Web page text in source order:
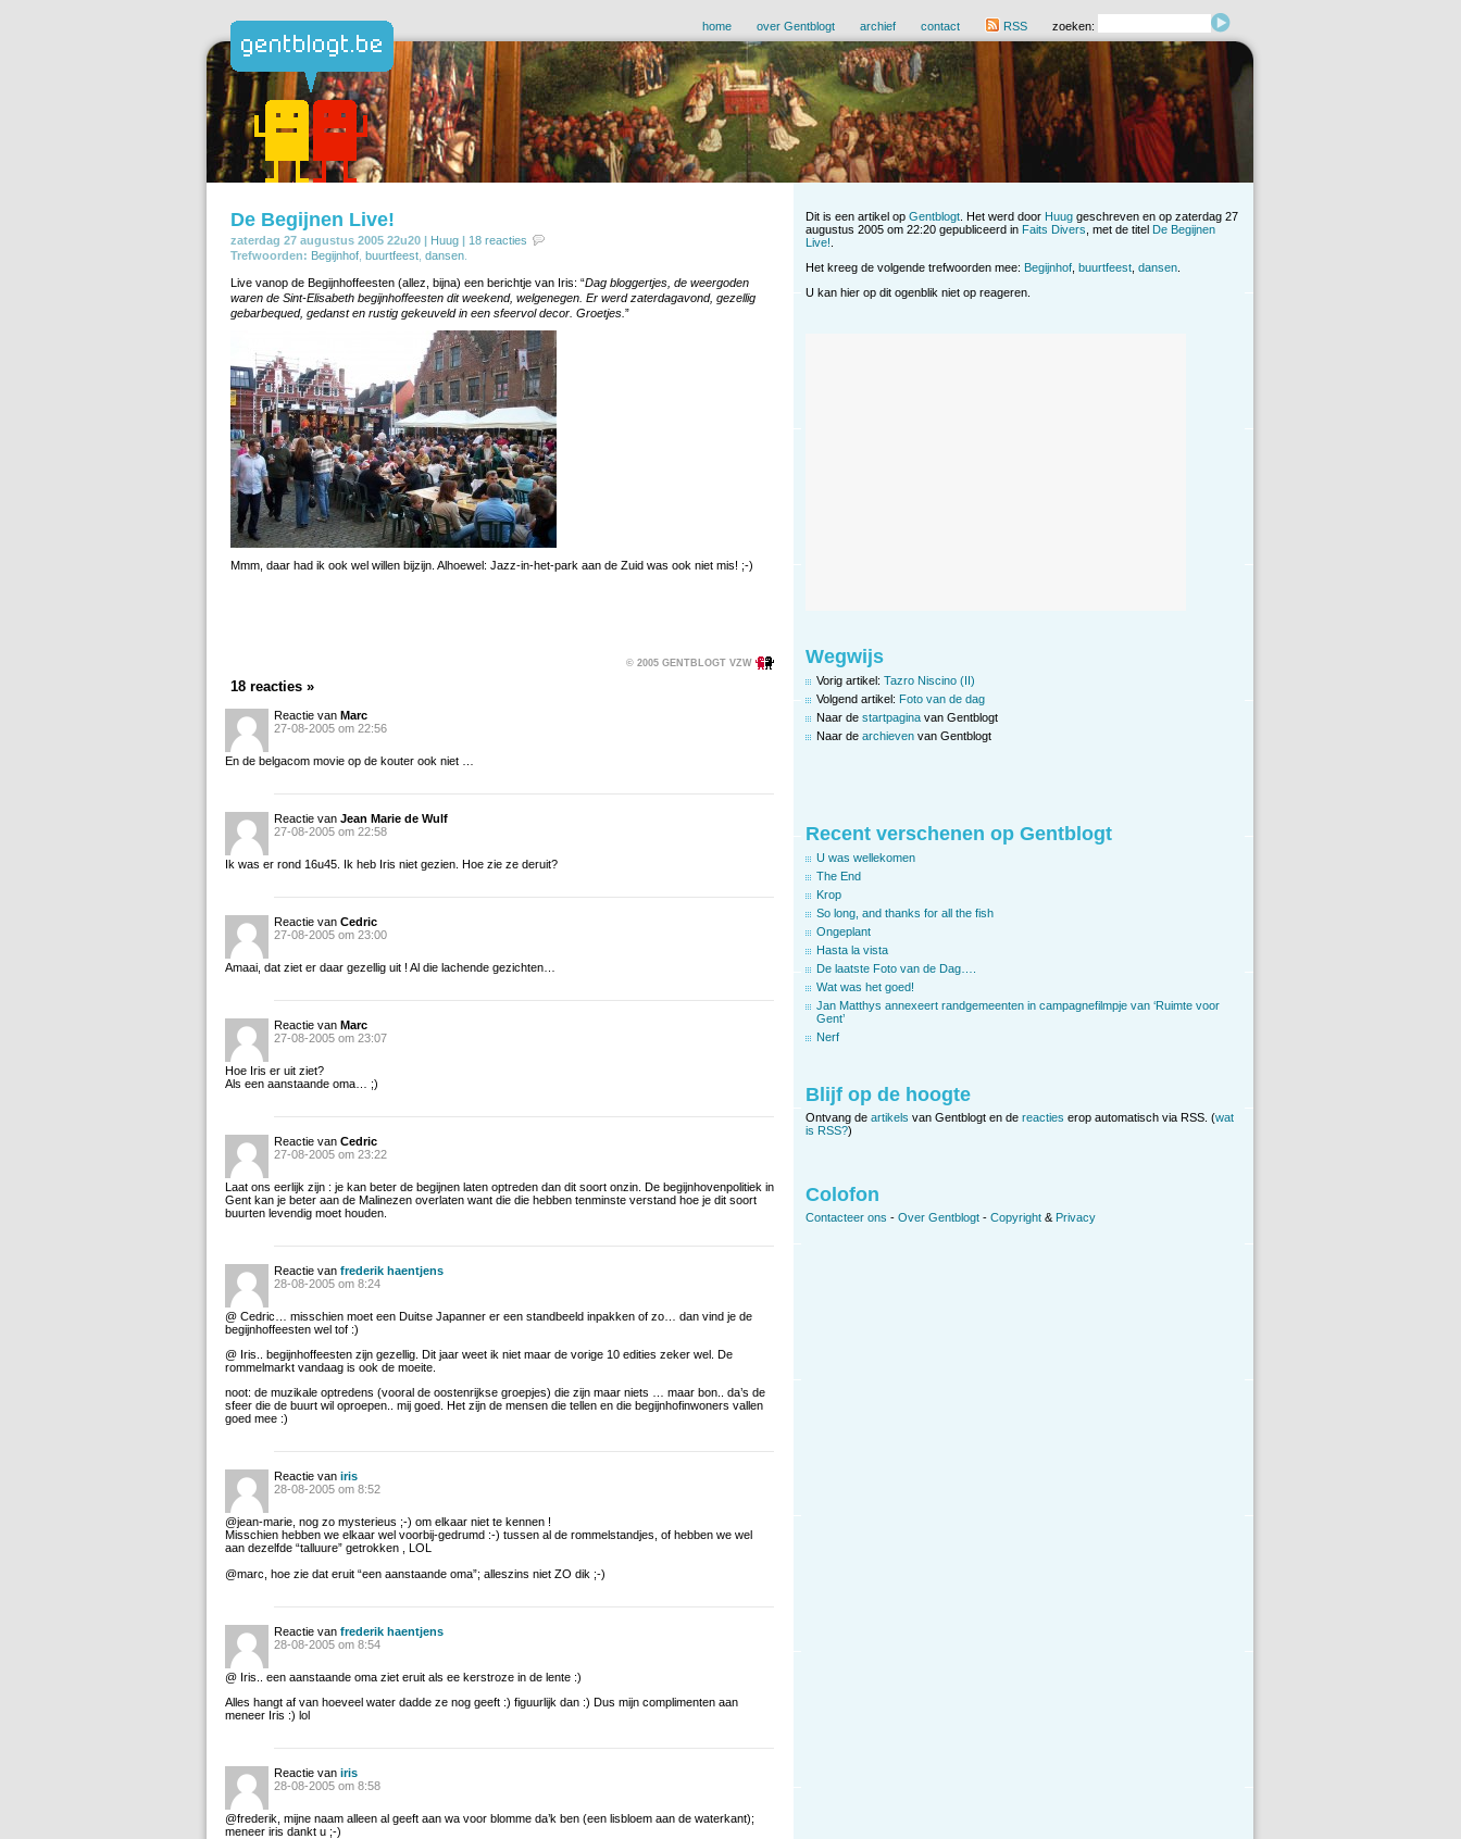
home over Gentblogt archief contact RSS zoeken:
De Begijnen Live!
zaterdag 27 augustus 2005 22u20 | Huug | 18 reacties
Trefwoorden: Begijnhof buurtfeest dansen
Live vanop de Begijnhoffeesten (allez, bijna) een berichtje van Iris: “Dag bloggertjes, de weergoden
waren de Sint-Elisabeth begijnhoffeesten dit weekend, welgenegen. Er werd zaterdagavond, gezellig
gebarbequed, gedanst en rustig gekeuveld in een sfeervol decor. Groetjes. ”
Mmm, daar had ik ook wel willen bijzijn. Alhoewel: Jazz-in-het-park aan de Zuid was ook niet mis! ;-)
© 2005 GENTBLOGT VZW
18 reacties »
Reactie van Marc
27-08-2005 om 22:56
En de belgacom movie op de kouter ook niet …
Reactie van Jean Marie de Wulf
27-08-2005 om 22:58
Ik was er rond 16u45. Ik heb Iris niet gezien. Hoe zie ze deruit?
Reactie van Cedric
27-08-2005 om 23:00
Amaai, dat ziet er daar gezellig uit ! Al die lachende gezichten…
Reactie van Marc
27-08-2005 om 23:07
Hoe Iris er uit ziet?
Als een aanstaande oma… ;)
Reactie van Cedric
27-08-2005 om 23:22
Laat ons eerlijk zijn : je kan beter de begijnen laten optreden dan dit soort onzin. De begijnhovenpolitiek in
Gent kan je beter aan de Malinezen overlaten want die die hebben tenminste verstand hoe je dit soort
buurten levendig moet houden.
Reactie van frederik haentjens
28-08-2005 om 8:24
@ Cedric… misschien moet een Duitse Japanner er een standbeeld inpakken of zo… dan vind je de
begijnhoffeesten wel tof :)
@ Iris.. begijnhoffeesten zijn gezellig. Dit jaar weet ik niet maar de vorige 10 edities zeker wel. De
rommelmarkt vandaag is ook de moeite.
noot: de muzikale optredens (vooral de oostenrijkse groepjes) die zijn maar niets … maar bon.. da’s de
sfeer die de buurt wil oproepen.. mij goed. Het zijn de mensen die tellen en die begijnhofinwoners vallen
goed mee :)
Reactie van iris
28-08-2005 om 8:52
@jean-marie, nog zo mysterieus ;-) om elkaar niet te kennen !
Misschien hebben we elkaar wel voorbij-gedrumd :-) tussen al de rommelstandjes, of hebben we wel
aan dezelfde “talluure” getrokken , LOL
@marc, hoe zie dat eruit “een aanstaande oma”; alleszins niet ZO dik ;-)
Reactie van frederik haentjens
28-08-2005 om 8:54
@ Iris.. een aanstaande oma ziet eruit als ee kerstroze in de lente :)
Alles hangt af van hoeveel water dadde ze nog geeft :) figuurlijk dan :) Dus mijn complimenten aan
meneer Iris :) lol
Reactie van iris
28-08-2005 om 8:58
@frederik, mijne naam alleen al geeft aan wa voor blomme da’k ben (een lisbloem aan de waterkant);
meneer iris dankt u ;-)
Dit is een artikel op Gentblogt . Het werd door Huug geschreven en op zaterdag 27
augustus 2005 om 22:20 gepubliceerd in Faits Divers , met de titel De Begijnen
Live!
Het kreeg de volgende trefwoorden mee: Begijnhof buurtfeest dansen
U kan hier op dit ogenblik niet op reageren.
Wegwijs
Vorig artikel: Tazro Niscino (II)
Volgend artikel: Foto van de dag
Naar de startpagina van Gentblogt
Naar de archieven van Gentblogt
Recent verschenen op Gentblogt
U was wellekomen
The End
Krop
So long, and thanks for all the fish
Ongeplant
Hasta la vista
De laatste Foto van de Dag….
Wat was het goed!
Jan Matthys annexeert randgemeenten in campagnefilmpje van ‘Ruimte voor
Gent’
Nerf
Blijf op de hoogte
Ontvang de artikels van Gentblogt en de reacties erop automatisch via RSS. (wat
is RSS?)
Colofon
Contacteer ons - Over Gentblogt - Copyright & Privacy